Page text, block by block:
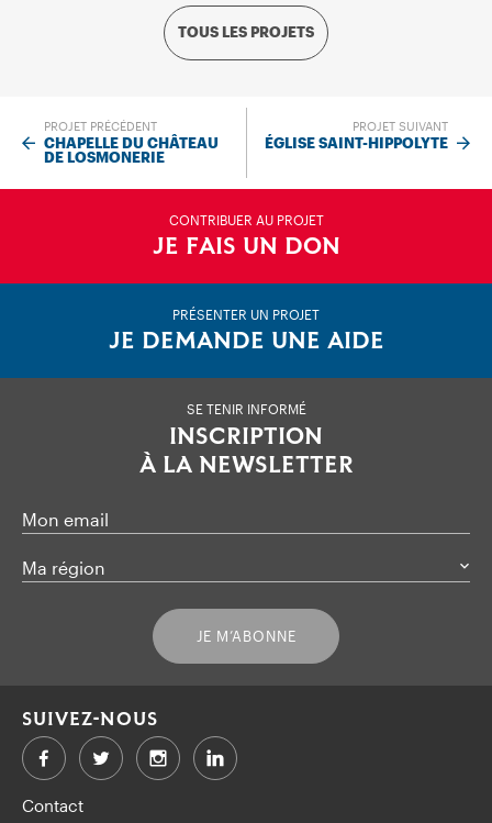
TOUS LES PROJETS
PROJET PRÉCÉDENT
CHAPELLE DU CHÂTEAU
DE LOSMONERIE
PROJET SUIVANT
ÉGLISE SAINT-HIPPOLYTE
CONTRIBUER AU PROJET
JE FAIS UN DON
PRÉSENTER UN PROJET
JE DEMANDE UNE AIDE
SE TENIR INFORMÉ
INSCRIPTION
À LA NEWSLETTER
Mon email
Ma région
JE M’ABONNE
Contact
SUIVEZ-NOUS
FacebookTwitter LinkedIn